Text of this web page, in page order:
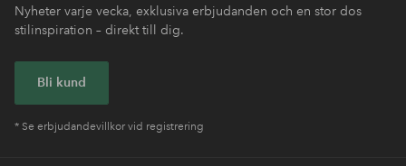
Nyheter varje vecka, exklusiva erbjudanden och en stor dos
stilinspiration – direkt till dig.
Bli kund
* Se erbjudandevillkor vid registrering